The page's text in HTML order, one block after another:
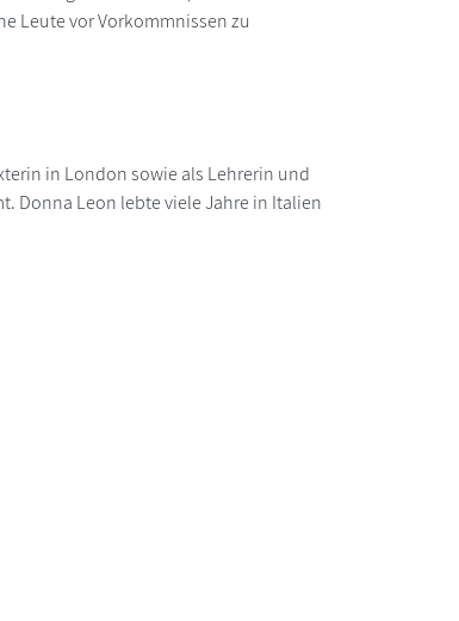
Leute vor Vorkommnissen zu
in London sowie als Lehrerin und
Donna Leon lebte viele Jahre in Italien